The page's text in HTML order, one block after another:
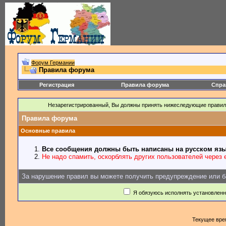
Форум Германии
Правила форума
Регистрация Правила форума
Незарегистрированный, Вы должны принять нижеследующие
Правила форума
Основные правила
Все сообщения должны быть написаны на русском
Не надо спамить, оскорблять других пользователей
За нарушение правил вы можете получить предупреждение или
Я обязуюсь исполнять
Текущее